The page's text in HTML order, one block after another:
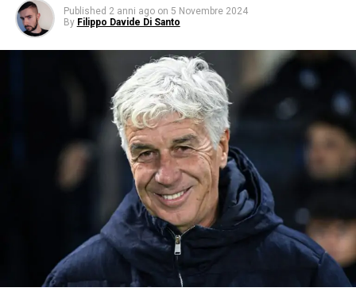
Published 2 anni ago on 5 Novembre 2024
By Filippo Davide Di Santo